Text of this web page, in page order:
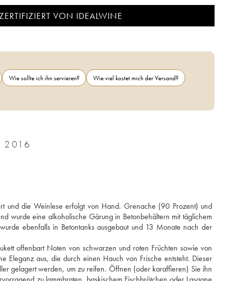
VON IDEALWINE
Wie sollte ich ihn servieren?
Wie viel kostet mich der Versand?
CÔTES-DU-RHÔNE CHARVIN (DOMAINE) 2016
und die Weinlese erfolgt von Hand. Grenache (90 Prozent) und
wurde eine alkoholische Gärung in Betonbehältern mit täglichem
ebenfalls in Betontanks ausgebaut und 13 Monate nach der
offenbart Noten von schwarzen und roten Früchten sowie von
Eleganz aus, die durch einen Hauch von Frische entsteht. Dieser
gelagert werden, um zu reifen. Öffnen (oder karaffieren) Sie ihn